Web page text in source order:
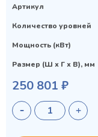
Артикул
Количество уровней
Мощность (кВт)
Размер (Ш х Г х В), мм
250 801 ₽